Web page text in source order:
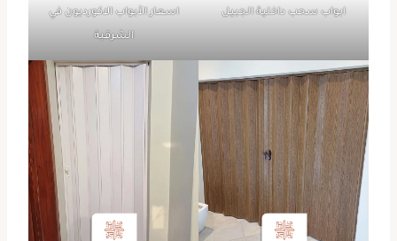
ابواب سحب داخلية الجبيل اسعار الأبواب الاكورديون في
الشرقية